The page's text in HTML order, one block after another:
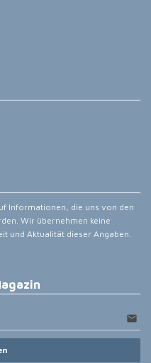
Informationen, die uns von den
Wir übernehmen keine
und Aktualität dieser Angaben.
email